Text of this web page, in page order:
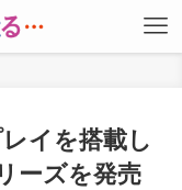
イを搭載し
ーズを発売